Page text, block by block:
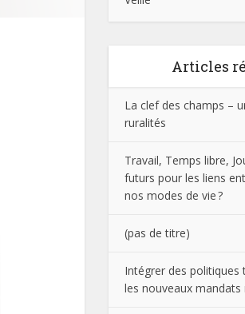
Articles
La clef des champs –
ruralités
Travail, Temps libre,
futurs pour les liens
nos modes de vie ?
(pas de titre)
Intégrer des politiques
les nouveaux mandats